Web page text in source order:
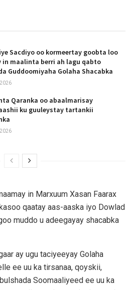
Sacdiyo oo kormeertay goobta loo
in maalinta berri ah lagu qabto
Guddoomiyaha Golaha Shacabka
Qaranka oo abaalmarisay
ku guuleystay tartankii
in Marxuum Xasan Faarax
qaatay aas-aaska iyo Dowlad
muddo u adeegayay shacabka
ay ugu taciyeeyay Golaha
ee uu ka tirsanaa, qoyskii,
Soomaaliyeed ee uu ka